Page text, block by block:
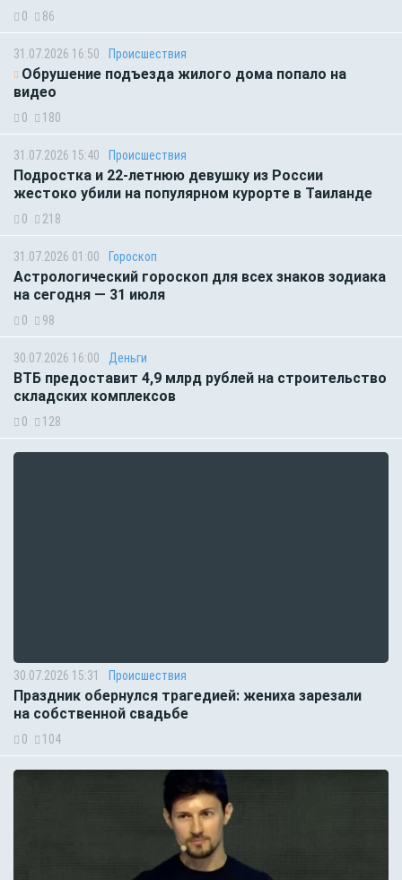
0 86
31.07.2026 16:50 Происшествия
Обрушение подъезда жилого дома попало на
видео
0 180
31.07.2026 15:40 Происшествия
Подростка и 22-летнюю девушку из России
жестоко убили на популярном курорте в Таиланде
0 218
31.07.2026 01:00 Гороскоп
Астрологический гороскоп для всех знаков зодиака
на сегодня — 31 июля
0 98
30.07.2026 16:00 Деньги
ВТБ предоставит 4,9 млрд рублей на строительство
складских комплексов
0 128
30.07.2026 15:31 Происшествия
Праздник обернулся трагедией: жениха зарезали
на собственной свадьбе
0 104